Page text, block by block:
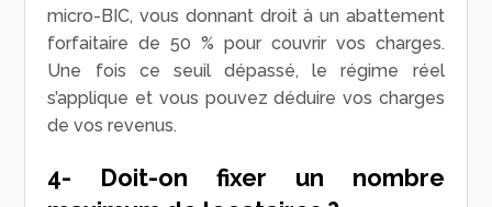
micro-BIC, vous donnant droit à un abattement
forfaitaire de 50 % pour couvrir vos charges.
Une fois ce seuil dépassé, le régime réel
s’applique et vous pouvez déduire vos charges
de vos revenus.
4- Doit-on fixer un nombre